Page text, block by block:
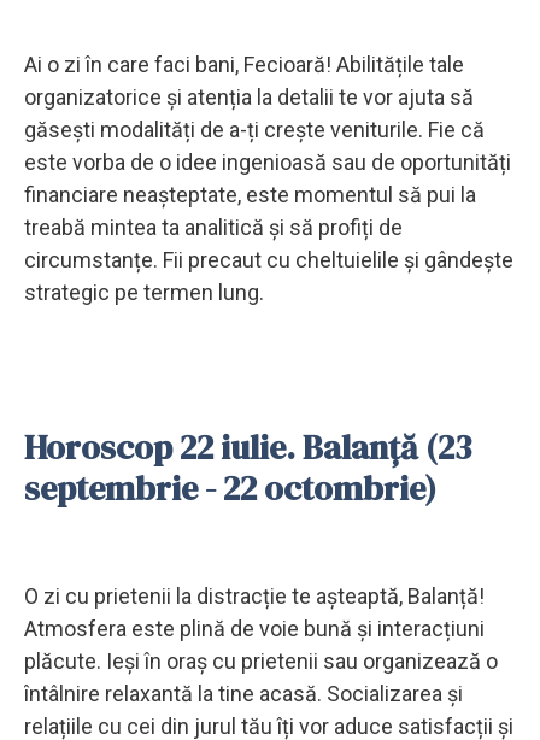
Ai o zi în care faci bani, Fecioară! Abilitățile tale
organizatorice și atenția la detalii te vor ajuta să
găsești modalități de a-ți crește veniturile. Fie că
este vorba de o idee ingenioasă sau de oportunități
financiare neașteptate, este momentul să pui la
treabă mintea ta analitică și să profiți de
circumstanțe. Fii precaut cu cheltuielile și gândește
strategic pe termen lung.
Horoscop 22 iulie. Balanță (23
septembrie - 22 octombrie)
O zi cu prietenii la distracție te așteaptă, Balanță!
Atmosfera este plină de voie bună și interacțiuni
plăcute. Ieși în oraș cu prietenii sau organizează o
întâlnire relaxantă la tine acasă. Socializarea și
relațiile cu cei din jurul tău îți vor aduce satisfacții și